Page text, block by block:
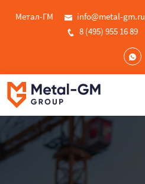
Метал-ГМ info@metal-gm.ru
8 (495) 955 16 89